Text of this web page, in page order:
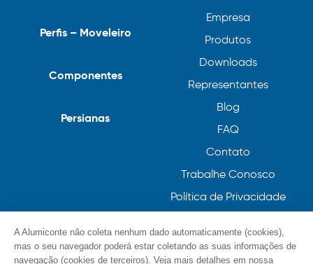
Empresa
Produtos
Downloads
Representantes
Blog
FAQ
Contato
Trabalhe Conosco
Política de Privacidade
Perfis – Moveleiro
Componentes
Persianas
A Alumiconte não coleta nenhum dado automaticamente (cookies),
mas o seu navegador poderá estar coletando as suas informações de
navegação (cookies de terceiros). Veja mais detalhes em nossa